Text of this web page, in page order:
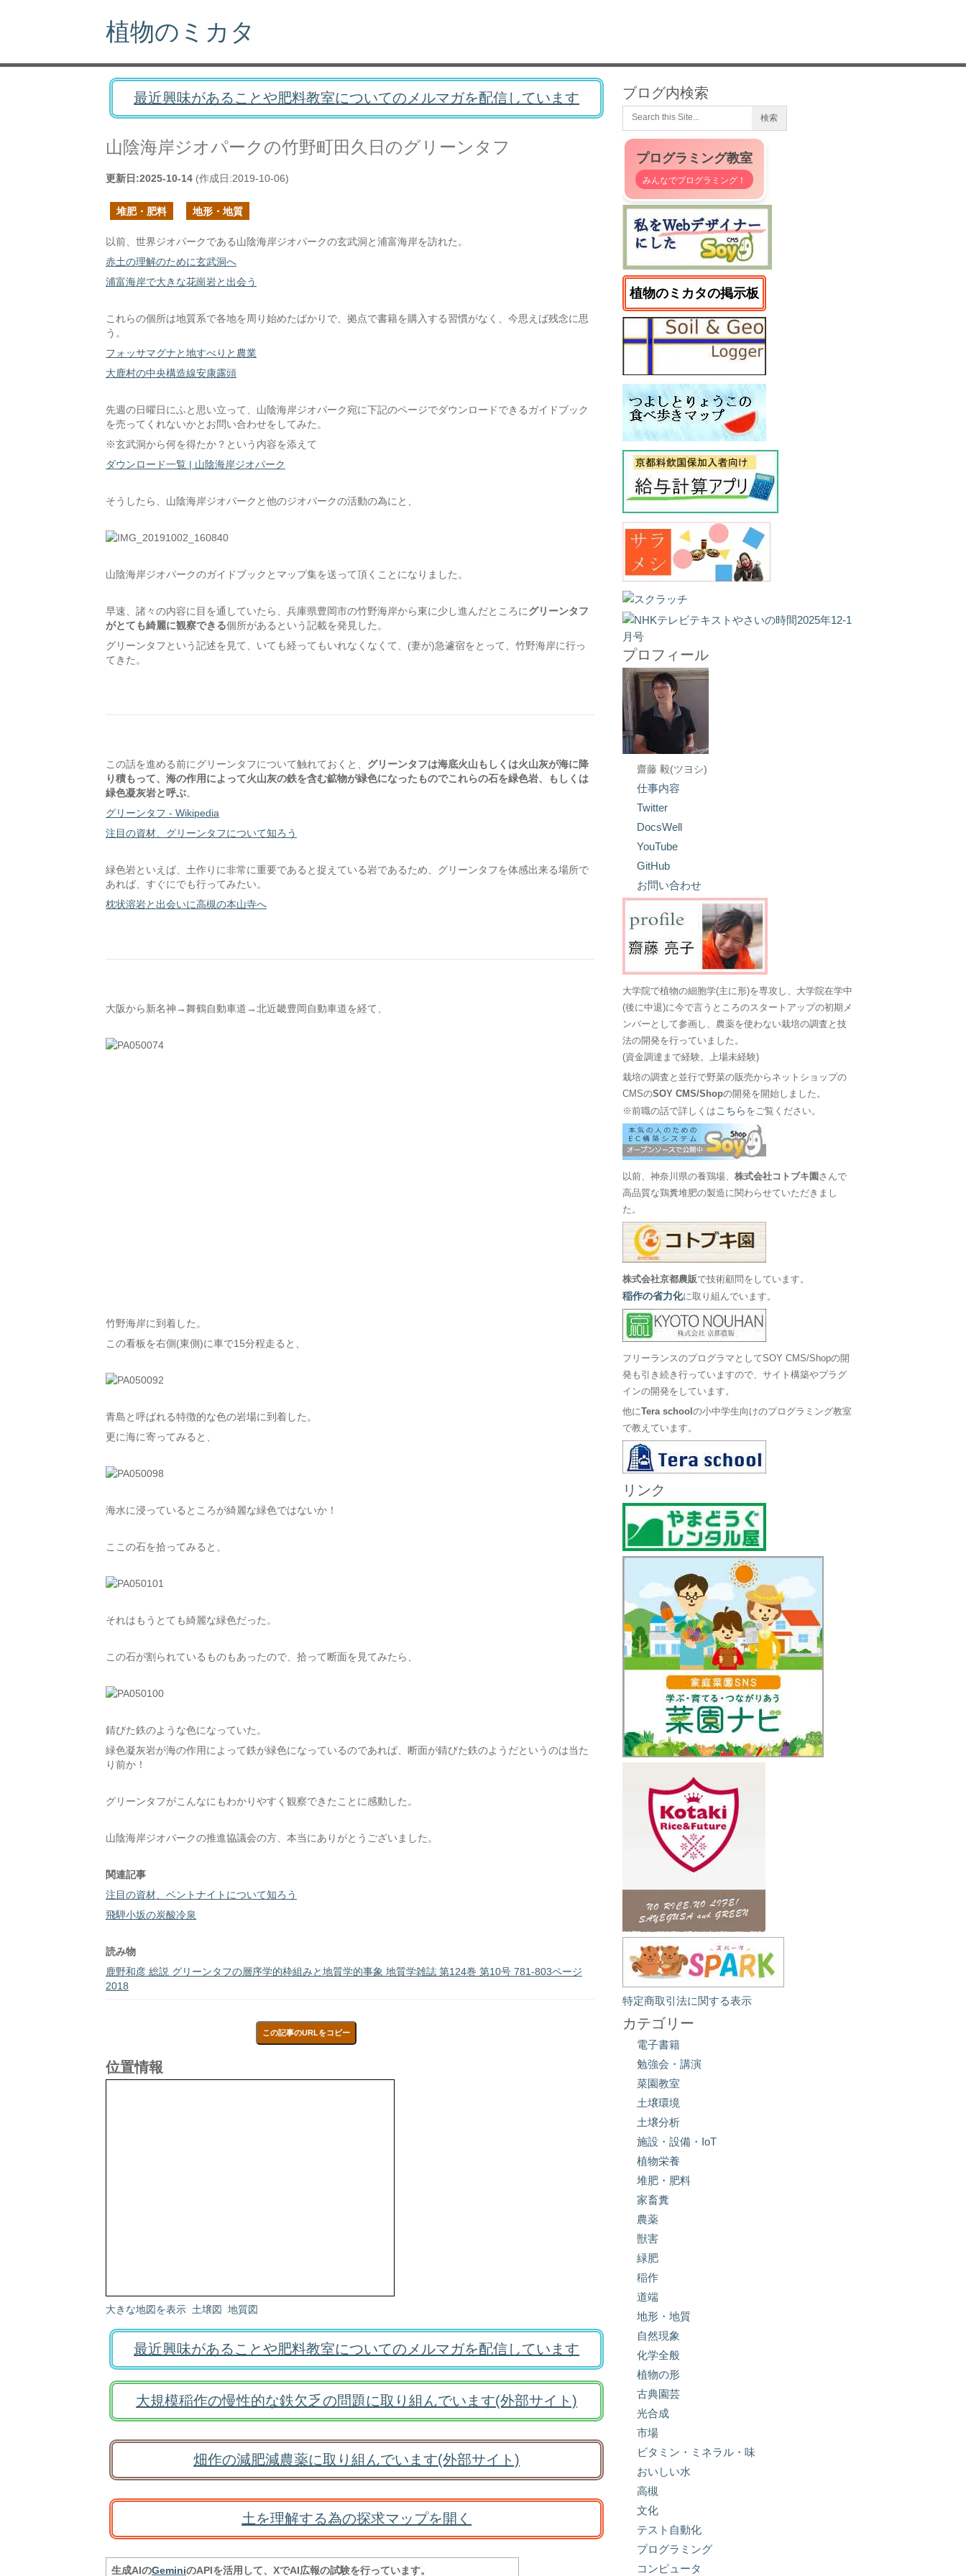
植物のミカタ
最近興味があることや肥料教室についてのメルマガを配信しています
山陰海岸ジオパークの竹野町田久日のグリーンタフ
更新日:2025-10-14 (作成日:2019-10-06)
堆肥・肥料 地形・地質
以前、世界ジオパークである山陰海岸ジオパークの玄武洞と浦富海岸を訪れた。
赤土の理解のために玄武洞へ
浦富海岸で大きな花崗岩と出会う
これらの個所は地質系で各地を周り始めたばかりで、拠点で書籍を購入する習慣がなく、今思えば残念に思
う。
フォッサマグナと地すべりと農業
大鹿村の中央構造線安康露頭
先週の日曜日にふと思い立って、山陰海岸ジオパーク宛に下記のページでダウンロードできるガイドブック
を売ってくれないかとお問い合わせをしてみた。
※玄武洞から何を得たか？という内容を添えて
ダウンロード一覧 | 山陰海岸ジオパーク
そうしたら、山陰海岸ジオパークと他のジオパークの活動の為にと、
山陰海岸ジオパークのガイドブックとマップ集を送って頂くことになりました。
早速、諸々の内容に目を通していたら、兵庫県豊岡市の竹野海岸から東に少し進んだところにグリーンタフ
がとても綺麗に観察できる個所があるという記載を発見した。
グリーンタフという記述を見て、いても経ってもいれなくなくて、(妻が)急遽宿をとって、竹野海岸に行っ
てきた。
この話を進める前にグリーンタフについて触れておくと、 グリーンタフは海底火山もしくは火山灰が海に降
り積もって、海の作用によって火山灰の鉄を含む鉱物が緑色になったものでこれらの石を緑色岩、もしくは
緑色凝灰岩と呼ぶ。
グリーンタフ - Wikipedia
注目の資材、グリーンタフについて知ろう
緑色岩といえば、土作りに非常に重要であると捉えている岩であるため、グリーンタフを体感出来る場所で
あれば、すぐにでも行ってみたい。
枕状溶岩と出会いに高槻の本山寺へ
大阪から新名神→舞鶴自動車道→北近畿豊岡自動車道を経て、
竹野海岸に到着した。
この看板を右側(東側)に車で15分程走ると、
青島と呼ばれる特徴的な色の岩場に到着した。
更に海に寄ってみると、
海水に浸っているところが綺麗な緑色ではないか！
ここの石を拾ってみると、
それはもうとても綺麗な緑色だった。
この石が割られているものもあったので、拾って断面を見てみたら、
錆びた鉄のような色になっていた。
緑色凝灰岩が海の作用によって鉄が緑色になっているのであれば、断面が錆びた鉄のようだというのは当た
り前か！
グリーンタフがこんなにもわかりやすく観察できたことに感動した。
山陰海岸ジオパークの推進協議会の方、本当にありがとうございました。
関連記事
注目の資材、ベントナイトについて知ろう
飛騨小坂の炭酸冷泉
読み物
鹿野和彦 総説 グリーンタフの層序学的枠組みと地質学的事象 地質学雑誌 第124巻 第10号 781-803ページ
2018
この記事のURLをコピー
位置情報
大きな地図を表示 土壌図 地質図
最近興味があることや肥料教室についてのメルマガを配信しています
大規模稲作の慢性的な鉄欠乏の問題に取り組んでいます(外部サイト)
畑作の減肥減農薬に取り組んでいます(外部サイト)
土を理解する為の探求マップを開く
生成AIのGeminiのAPIを活用して、XでAI広報の試験を行っています。
ブログ内検索
プログラミング教室
みんなでプログラミング！
植物のミカタの掲示板
プロフィール
齋藤 毅(ツヨシ)
仕事内容
Twitter
DocsWell
YouTube
GitHub
お問い合わせ
大学院で植物の細胞学(主に形)を専攻し、大学院在学中
(後に中退)に今で言うところのスタートアップの初期メ
ンバーとして参画し、農薬を使わない栽培の調査と技
法の開発を行っていました。
(資金調達まで経験。上場未経験)
栽培の調査と並行で野菜の販売からネットショップの
CMSのSOY CMS/Shopの開発を開始しました。
※前職の話で詳しくは こちら をご覧ください。
以前、神奈川県の養鶏場、株式会社コトブキ園 さんで
高品質な鶏糞堆肥の製造に関わらせていただきまし
た。
株式会社京都農販で技術顧問をしています。
稲作の省力化に取り組んでいます。
フリーランスのプログラマとしてSOY CMS/Shopの開
発も引き続き行っていますので、サイト構築やプラグ
インの開発をしています。
他にTera schoolの小中学生向けのプログラミング教室
で教えています。
リンク
特定商取引法に関する表示
カテゴリー
電子書籍
勉強会・講演
菜園教室
土壌環境
土壌分析
施設・設備・IoT
植物栄養
堆肥・肥料
家畜糞
農薬
獣害
緑肥
稲作
道端
地形・地質
自然現象
化学全般
植物の形
古典園芸
光合成
市場
ビタミン・ミネラル・味
おいしい水
高槻
文化
テスト自動化
プログラミング
コンピュータ